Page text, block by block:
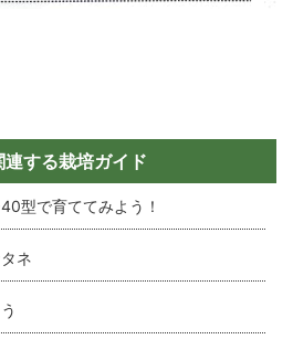
する栽培ガイド
型で育ててみよう！
ネ